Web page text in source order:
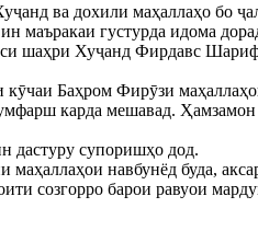
ва дохили маҳаллаҳо бо
маъракаи густурда идома
шаҳри Хуҷанд Фирдавс
Баҳром Фирӯзи
карда мешавад. Ҳамзамон
дастуру супоришҳо дод.
навбунёд буда,
созгорро барои равуои